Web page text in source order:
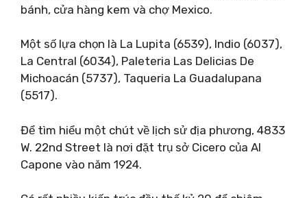
bánh, cửa hàng kem và chợ Mexico.
Một số lựa chọn là La Lupita (6539), Indio (6037),
La Central (6034), Paleteria Las Delicias De
Michoacán (5737), Taqueria La Guadalupana
(5517).
Để tìm hiểu một chút về lịch sử địa phương, 4833
W. 22nd Street là nơi đặt trụ sở Cicero của Al
Capone vào năm 1924.